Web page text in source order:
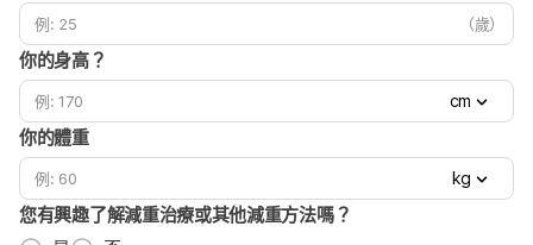
（歲）
你的身高？
cm
你的體重
kg
您有興趣了解減重治療或其他減重方法嗎？